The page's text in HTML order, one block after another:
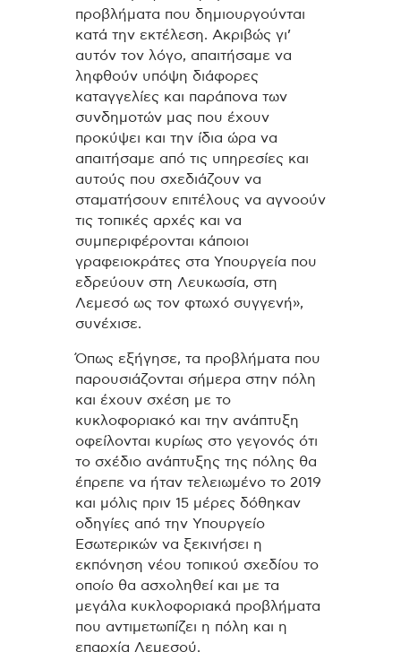
προβλήματα που δημιουργούνται
κατά την εκτέλεση. Ακριβώς γι’
αυτόν τον λόγο, απαιτήσαμε να
ληφθούν υπόψη διάφορες
καταγγελίες και παράπονα των
συνδημοτών μας που έχουν
προκύψει και την ίδια ώρα να
απαιτήσαμε από τις υπηρεσίες και
αυτούς που σχεδιάζουν να
σταματήσουν επιτέλους να αγνοούν
τις τοπικές αρχές και να
συμπεριφέρονται κάποιοι
γραφειοκράτες στα Υπουργεία που
εδρεύουν στη Λευκωσία, στη
Λεμεσό ως τον φτωχό συγγενή»,
συνέχισε.
Όπως εξήγησε, τα προβλήματα που
παρουσιάζονται σήμερα στην πόλη
και έχουν σχέση με το
κυκλοφοριακό και την ανάπτυξη
οφείλονται κυρίως στο γεγονός ότι
το σχέδιο ανάπτυξης της πόλης θα
έπρεπε να ήταν τελειωμένο το 2019
και μόλις πριν 15 μέρες δόθηκαν
οδηγίες από την Υπουργείο
Εσωτερικών να ξεκινήσει η
εκπόνηση νέου τοπικού σχεδίου το
οποίο θα ασχοληθεί και με τα
μεγάλα κυκλοφοριακά προβλήματα
που αντιμετωπίζει η πόλη και η
επαρχία Λεμεσού.